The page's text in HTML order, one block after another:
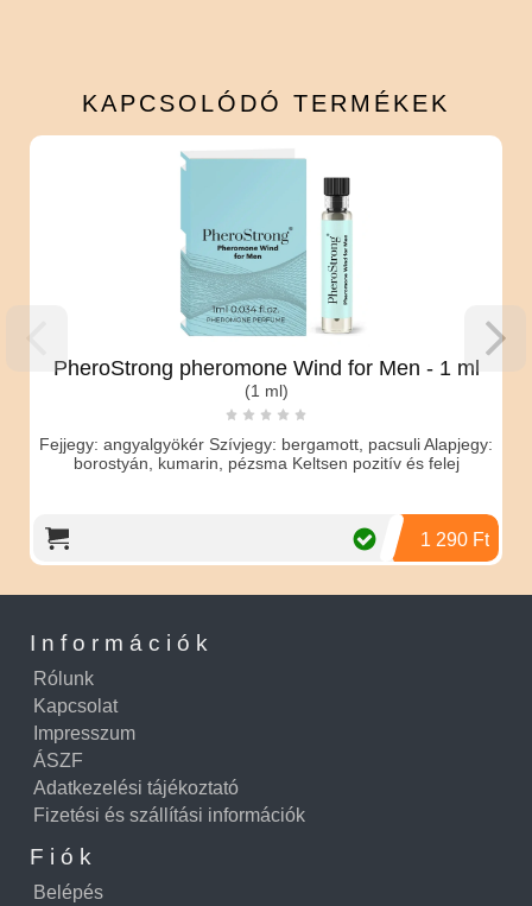
KAPCSOLÓDÓ TERMÉKEK
PheroStrong pheromone Wind for Men - 1 ml
(1 ml)
Fejjegy: angyalgyökér Szívjegy: bergamott, pacsuli Alapjegy:
borostyán, kumarin, pézsma Keltsen pozitív és felej
1 290 Ft
Információk
Rólunk
Kapcsolat
Impresszum
ÁSZF
Adatkezelési tájékoztató
Fizetési és szállítási információk
Fiók
Belépés